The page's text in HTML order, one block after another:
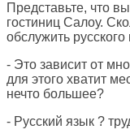
Представьте, что
гостиниц Салоу.
обслужить русского
- Это зависит от
для этого хватит
нечто большее?
- Русский язык ?